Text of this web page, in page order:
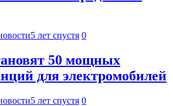
5 лет спустя 0
50 мощных
для электромобилей
5 лет спустя 0